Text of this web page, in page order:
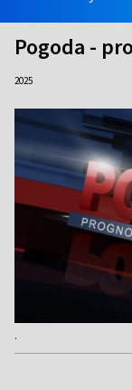
Pogoda -
2025
.